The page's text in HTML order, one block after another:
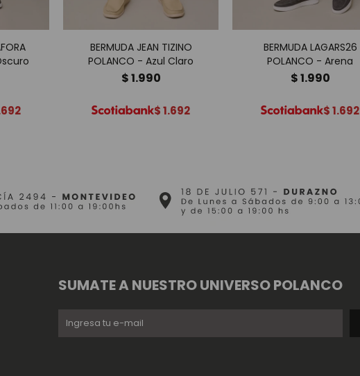
BERMUDA JEAN TIZINO
POLANCO - Azul Claro
$1.990
$1.692
BERMUDA LAGARS26
POLANCO - Arena
$1.990
$1.692
SUMATE A NUESTRO UNIVERSO POLANCO